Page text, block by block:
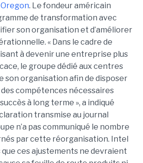
. Le fondeur américain
de transformation avec
son organisation et d’améliorer
« Dans le cadre de
à devenir une entreprise plus
le groupe dédié aux centres
son organisation afin de disposer
compétences nécessaires
à long terme », a indiqué
transmise au journal
n’a pas communiqué le nombre
par cette réorganisation. Intel
ces ajustements ne devraient